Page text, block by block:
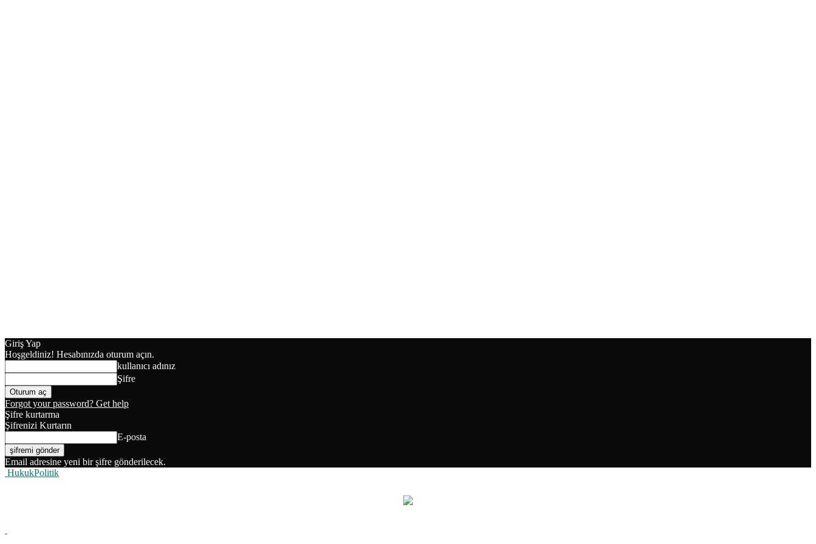
Giriş Yap
Hoşgeldiniz! Hesabınızda oturum açın.
kullanıcı adınız
Şifre
Forgot your password? Get help
Şifre kurtarma
Şifrenizi Kurtarın
E-posta
Email adresine yeni bir şifre gönderilecek.
HukukPolitik